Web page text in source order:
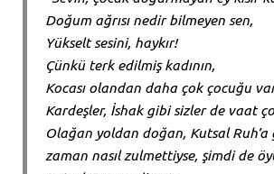
Doğum ağrısı nedir bilmeyen sen,
Yükselt sesini, haykır!
Çünkü terk edilmiş kadının,
Kocası olandan daha çok çocuğu
Kardeşler, İshak gibi sizler de vaat
Olağan yoldan doğan, Kutsal
zaman nasıl zulmettiyse, şimdi de